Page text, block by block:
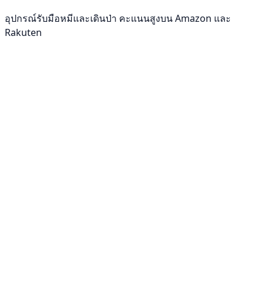
อุปกรณ์รับมือหมีและเดินป่า คะแนนสูงบน Amazon และ
Rakuten